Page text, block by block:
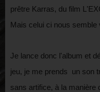
prêtre Karras, du film
Mais celui ci nous
Je lance donc l'album et
jeu, je me prends un son
sans artifice, à la manière